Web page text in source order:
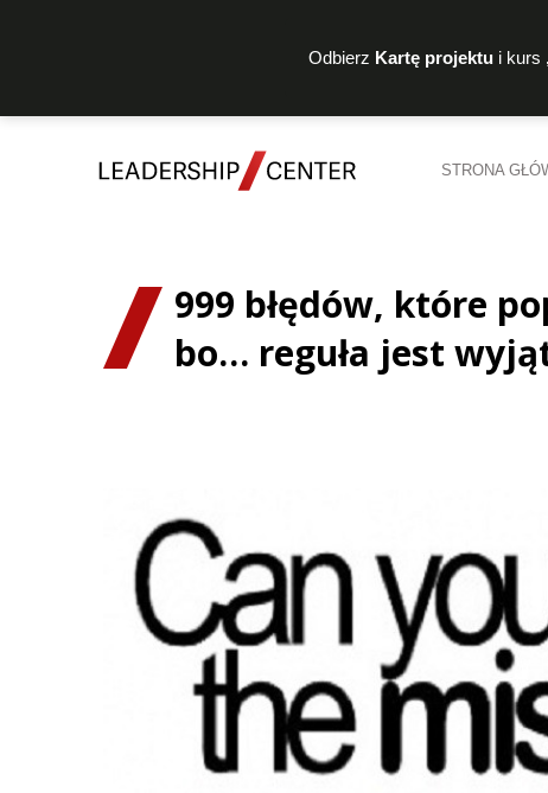
Odbierz Kartę projektui kurs
STRONA
999 błędów, które
bo… reguła jest